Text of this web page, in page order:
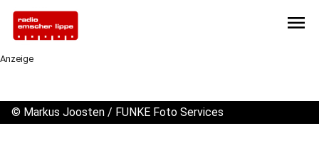
menu
Anzeige
© Markus Joosten / FUNKE Foto Services